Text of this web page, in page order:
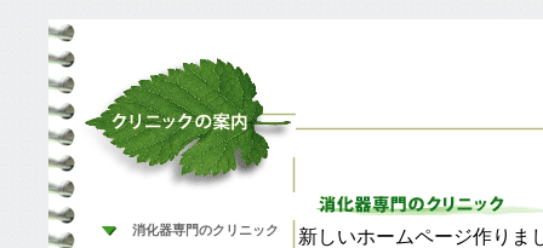
消化器専門のクリニック 新しいホームページ作りま